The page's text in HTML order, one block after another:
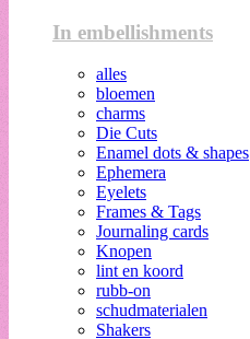
In embellishments
alles
bloemen
charms
Die Cuts
Enamel dots & shapes
Ephemera
Eyelets
Frames & Tags
Journaling cards
Knopen
lint en koord
rubb-on
schudmaterialen
Shakers